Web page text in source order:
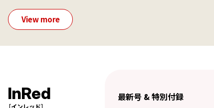
View more
InRed 最新号 & 特別付録